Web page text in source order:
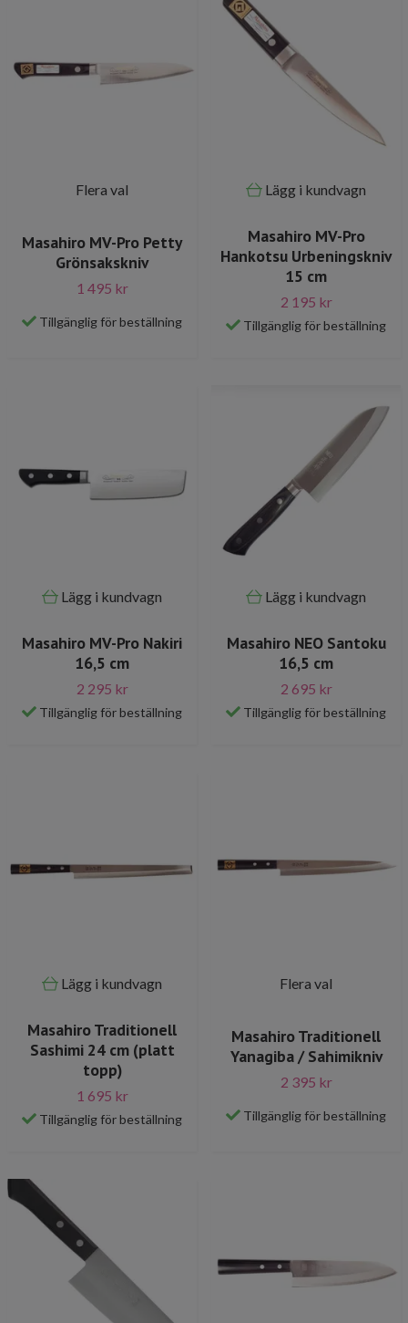
Flera val
Masahiro MV-Pro Petty
Grönsakskniv
1 495 kr
Tillgänglig för beställning
Lägg i kundvagn
Masahiro MV-Pro
Hankotsu Urbeningskniv
15 cm
2 195 kr
Tillgänglig för beställning
Lägg i kundvagn
Masahiro MV-Pro Nakiri
16,5 cm
2 295 kr
Tillgänglig för beställning
Lägg i kundvagn
Masahiro NEO Santoku
16,5 cm
2 695 kr
Tillgänglig för beställning
Lägg i kundvagn
Masahiro Traditionell
Sashimi 24 cm (platt
topp)
1 695 kr
Tillgänglig för beställning
Flera val
Masahiro Traditionell
Yanagiba / Sahimikniv
2 395 kr
Tillgänglig för beställning